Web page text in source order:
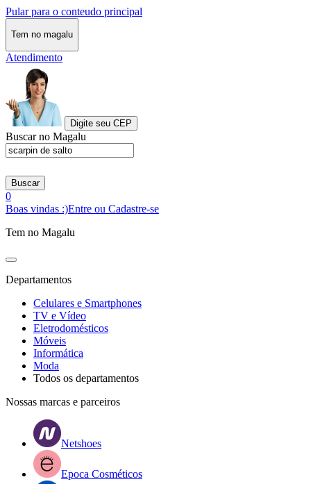
Pular para o conteudo principal
Tem no magalu
Atendimento
Digite seu CEP
Buscar no Magalu
Buscar
0
Boas vindas :)Entre ou Cadastre-se
Tem no Magalu
Departamentos
Celulares e Smartphones
TV e Vídeo
Eletrodomésticos
Móveis
Informática
Moda
Todos os departamentos
Nossas marcas e parceiros
Netshoes
Epoca Cosméticos